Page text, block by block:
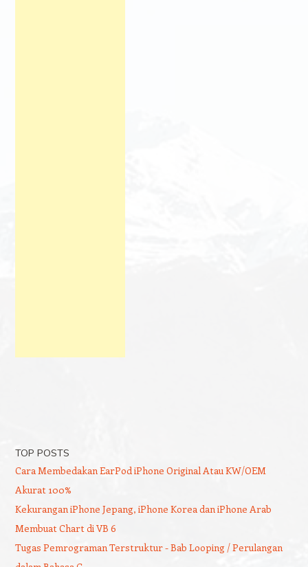
TOP POSTS
Cara Membedakan EarPod iPhone Original Atau KW/OEM
Akurat 100%
Kekurangan iPhone Jepang, iPhone Korea dan iPhone Arab
Membuat Chart di VB 6
Tugas Pemrograman Terstruktur - Bab Looping / Perulangan